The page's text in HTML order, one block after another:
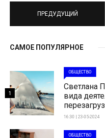
ПРЕДУДУЩИЙ
САМОЕ ПОПУЛЯРНОЕ
ОБЩЕСТВО
Светлана
вида
16:30 | 23-05-2024
1
ОБЩЕСТВО